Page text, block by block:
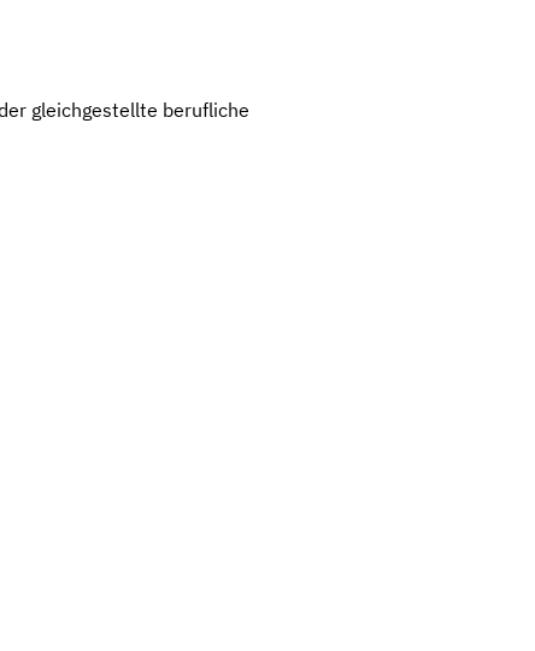
gleichgestellte berufliche